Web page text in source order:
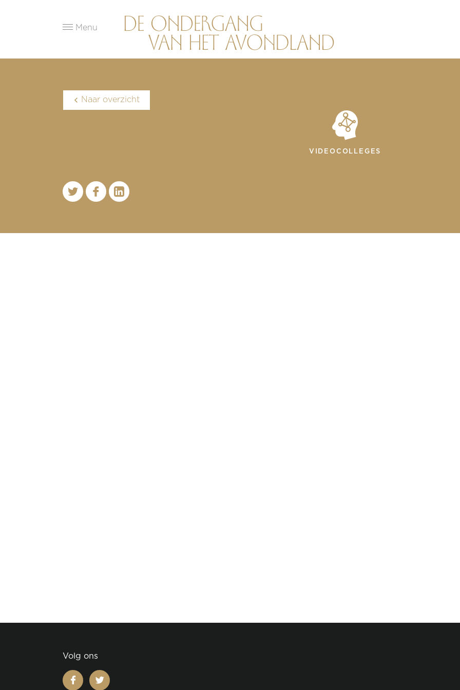
Menu
Naar overzicht
VIDEOCOLLEGES
Volg ons
facebooktwitter